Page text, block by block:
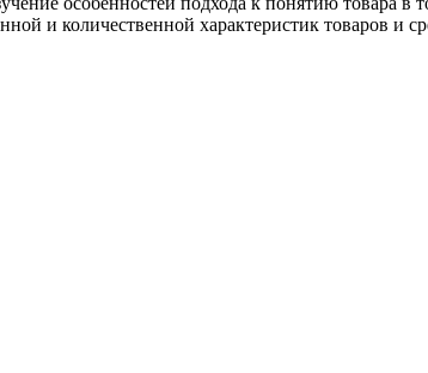
и количественной характеристик товаров и